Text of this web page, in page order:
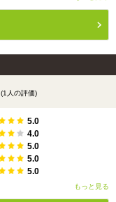
(1人の評価)
5.0
4.0
5.0
5.0
5.0
もっと見る